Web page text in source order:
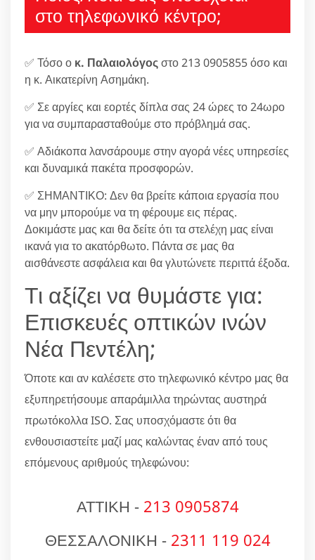
στο τηλεφωνικό κέντρο;
✅ Τόσο ο κ. Παλαιολόγοςστο 213 0905855 όσο και
η κ. Αικατερίνη Ασημάκη.
✅ Σε αργίες και εορτές δίπλα σας 24 ώρες το 24ωρο
για να συμπαρασταθούμε στο πρόβλημά σας.
✅ Αδιάκοπα λανσάρουμε στην αγορά νέες υπηρεσίες
και δυναμικά πακέτα προσφορών.
✅ ΣΗΜΑΝΤΙΚΟ: Δεν θα βρείτε κάποια εργασία που
να μην μπορούμε να τη φέρουμε εις πέρας.
Δοκιμάστε μας και θα δείτε ότι τα στελέχη μας είναι
ικανά για το ακατόρθωτο. Πάντα σε μας θα
αισθάνεστε ασφάλεια και θα γλυτώνετε περιττά έξοδα.
Τι αξίζει να θυμάστε για:
Επισκευές οπτικών ινών
Νέα Πεντέλη;
Όποτε και αν καλέσετε στο τηλεφωνικό κέντρο μας θα
εξυπηρετήσουμε απαράμιλλα τηρώντας αυστηρά
πρωτόκολλα ISO. Σας υποσχόμαστε ότι θα
ενθουσιαστείτε μαζί μας καλώντας έναν από τους
επόμενους αριθμούς τηλεφώνου:
ΑΤΤΙΚΗ - 213 0905874
ΘΕΣΣΑΛΟΝΙΚΗ - 2311 119 024